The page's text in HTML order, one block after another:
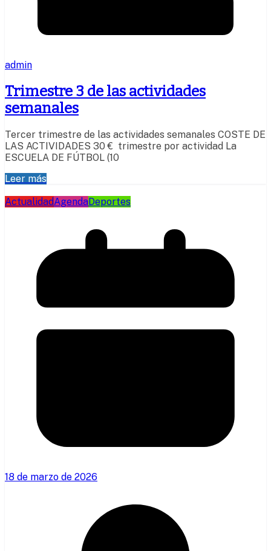
admin
Trimestre 3 de las actividades
semanales
Tercer trimestre de las actividades semanales COSTE DE
LAS ACTIVIDADES 30 € trimestre por actividad La
ESCUELA DE FÚTBOL (10
Leer más
ActualidadAgendaDeportes
18 de marzo de 2026